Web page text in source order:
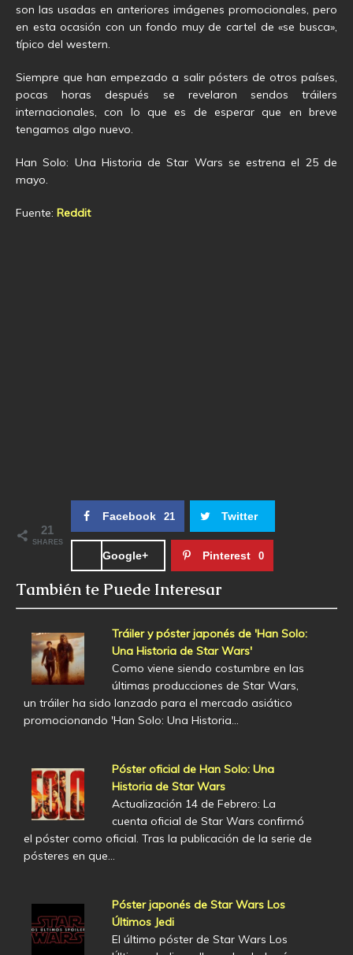
son las usadas en anteriores imágenes promocionales, pero
en esta ocasión con un fondo muy de cartel de «se busca»,
típico del western.
Siempre que han empezado a salir pósters de otros países,
pocas horas después se revelaron sendos tráilers
internacionales, con lo que es de esperar que en breve
tengamos algo nuevo.
Han Solo: Una Historia de Star Wars se estrena el 25 de
mayo.
Fuente: Reddit
21
SHARES
Facebook 21 Twitter
Google+ Pinterest 0
También te Puede Interesar
Tráiler y póster japonés de 'Han Solo:
Una Historia de Star Wars'
Como viene siendo costumbre en las
últimas producciones de Star Wars,
un tráiler ha sido lanzado para el mercado asiático
promocionando 'Han Solo: Una Historia…
Póster oficial de Han Solo: Una
Historia de Star Wars
Actualización 14 de Febrero: La
cuenta oficial de Star Wars confirmó
el póster como oficial. Tras la publicación de la serie de
pósteres en que…
Póster japonés de Star Wars Los
Últimos Jedi
El último póster de Star Wars Los